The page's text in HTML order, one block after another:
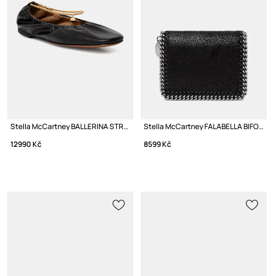
Stella McCartney BALLERINA STRETCH baleríny
12990 Kč
Stella McCartney FALABELLA BIFOLD Peněženka dámská
8599 Kč